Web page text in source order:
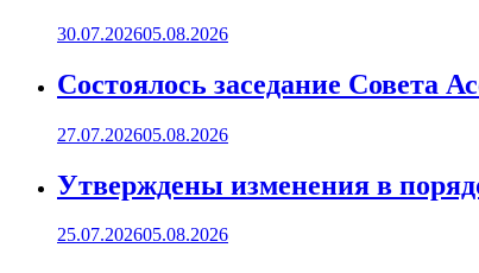
30.07.202605.08.2026
Состоялось заседание Совета
27.07.202605.08.2026
Утверждены изменения в
25.07.202605.08.2026